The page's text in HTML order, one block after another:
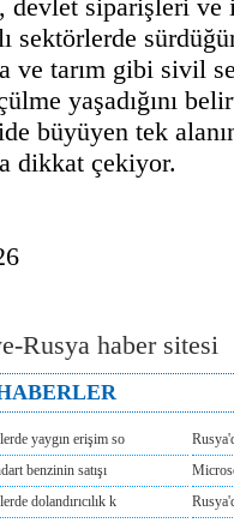
devlet siparişleri
sektörlerde
ve tarım gibi sivil
yaşadığını
büyüyen tek
dikkat çekiyor.
yaygın erişim so
benzinin satışı
dolandırıcılık k